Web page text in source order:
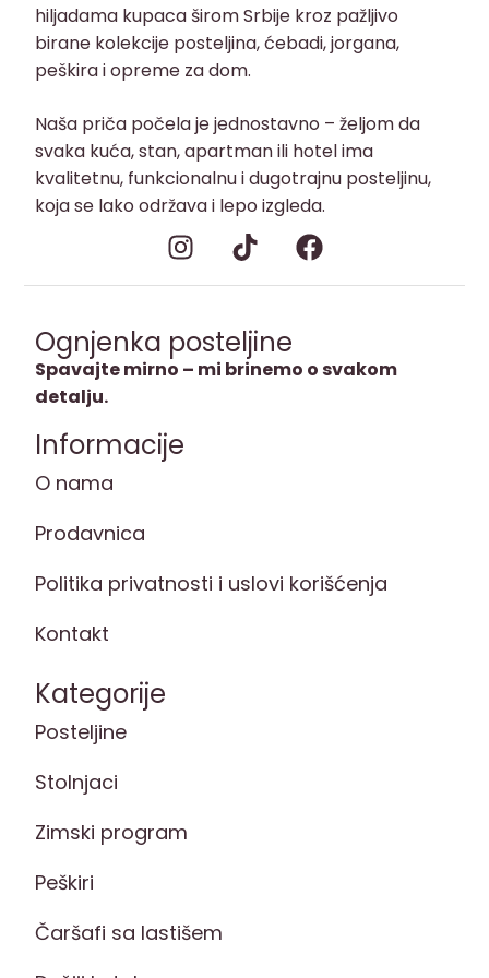
hiljadama kupaca širom Srbije kroz pažljivo
birane kolekcije posteljina, ćebadi, jorgana,
peškira i opreme za dom.
Naša priča počela je jednostavno – željom da
svaka kuća, stan, apartman ili hotel ima
kvalitetnu, funkcionalnu i dugotrajnu posteljinu,
koja se lako održava i lepo izgleda.
Ognjenka posteljine
Spavajte mirno – mi brinemo o svakom
detalju.
Informacije
O nama
Prodavnica
Politika privatnosti i uslovi korišćenja
Kontakt
Kategorije
Posteljine
Stolnjaci
Zimski program
Peškiri
Čaršafi sa lastišem